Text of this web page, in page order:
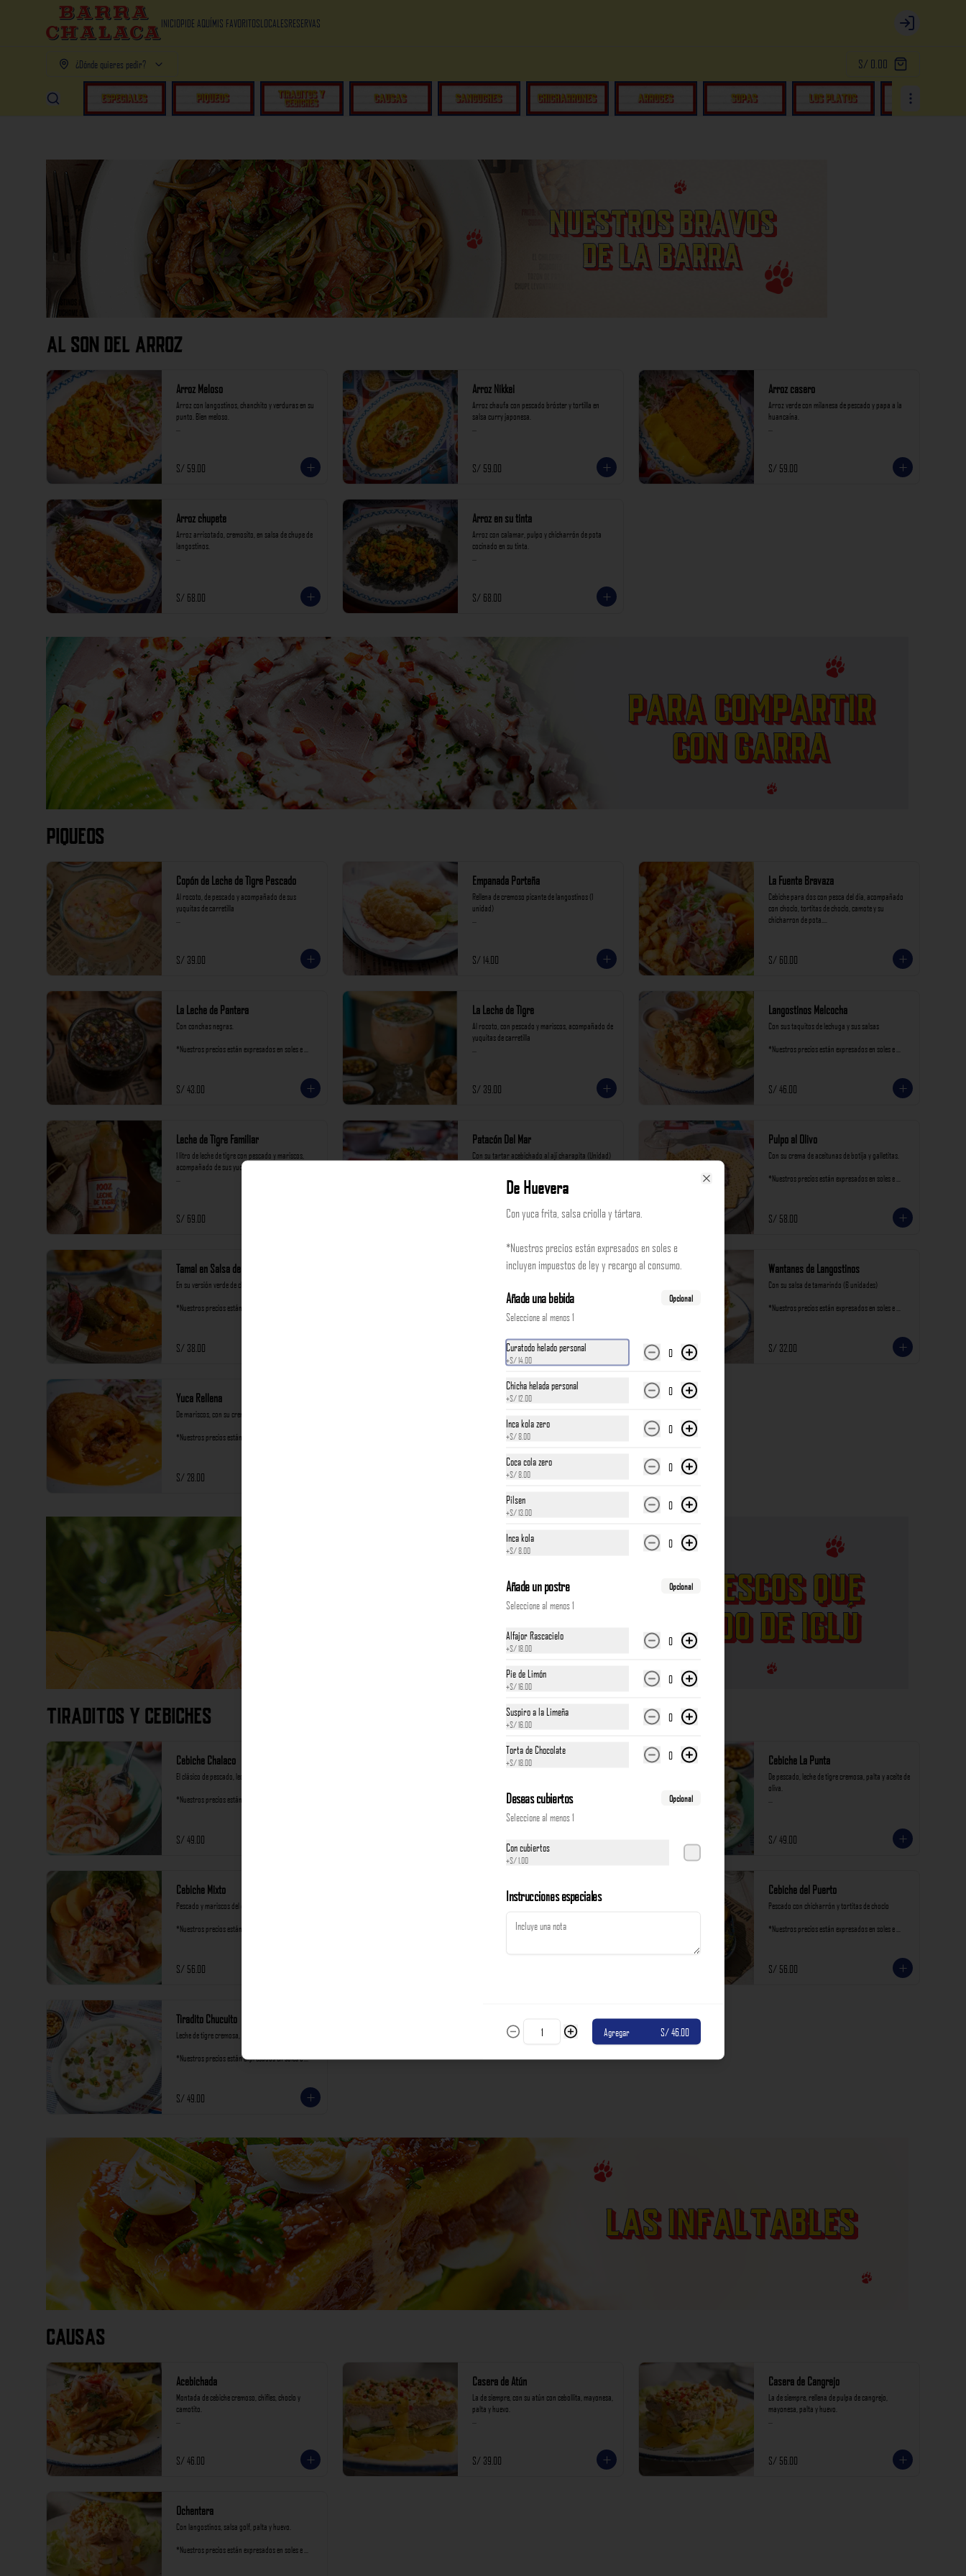
INICIOPIDE AQUÍMIS FAVORITOSLOCALESRESERVAS Login
¿Dónde quieres pedir? S/ 0.00
AL SON DEL ARROZ
Arroz Meloso
Arroz con langostinos, chanchito y verduras en su
punto. Bien meloso.
S/ 59.00
Arroz Nikkei
Arroz chaufa con pescado bróster y tortilla en
salsa curry japonesa.
S/ 59.00
Arroz casero
Arroz verde con milanesa de pescado y papa a la
huancaína.
S/ 59.00
Arroz chupete
Arroz arrisotado, cremosito, en salsa de chupe de
langostinos.
S/ 68.00
Arroz en su tinta
Arroz con calamar, pulpo y chicharrón de pota
cocinado en su tinta.
S/ 68.00
Piqueos
Copón de Leche de Tigre Pescado
Al rocoto, de pescado y acompañado de sus
yuquitas de carretilla
S/ 39.00
Empanada Porteña
Rellena de cremoso picante de langostinos (1
unidad)
S/ 14.00
La Fuente Bravaza
Cebiche para dos con pesca del dia, acompañado
con choclo, tortitas de choclo, camote y su
chicharron de pota.
incluyen impuestos de ley y recargo al consumo.
S/ 60.00
La Leche de Pantera
Con conchas negras.
*Nuestros precios están expresados en soles e
S/ 43.00
La Leche de Tigre
Al rocoto, con pescado y mariscos, acompañado de
yuquitas de carretilla
S/ 39.00
Langostinos Melcocha
Con sus taquitos de lechuga y sus salsas
*Nuestros precios están expresados en soles e
S/ 46.00
Leche de Tigre Familiar
1 litro de leche de tigre con pescado y mariscos,
acompañado de sus yuquitas de carretilla
S/ 69.00
Patacón Del Mar
Con su tartar acebichado al ají charapita (Unidad)
*Nuestros precios están expresados en soles e
incluyen impuestos de ley y recargo al consumo.
Pulpo al Olivo
Con su crema de aceitunas de botija y galletitas.
*Nuestros precios están expresados en soles e
S/ 58.00
Tamal en Salsa de Langostinos
En su versión verde de choclo tierno.
*Nuestros precios están expresados en soles e
S/ 38.00
Tortita de Choclo
incluyen impuestos de ley y recargo al consumo.
Wantanes de Langostinos
Con su salsa de tamarindo (6 unidades)
*Nuestros precios están expresados en soles e
S/ 32.00
Yuca Rellena
De mariscos, con su crema de rocoto y criolla.
*Nuestros precios están expresados en soles e
S/ 28.00
Tiraditos y Cebiches
Cebiche Chalaco
El clásico de pescado, leche de tigre de ají limo.
*Nuestros precios están expresados en soles e
S/ 49.00
Cebiche Chalaquito
incluyen impuestos de ley y recargo al consumo.
Cebiche La Punta
De pescado, leche de tigre cremosa, palta y aceite de
oliva.
S/ 49.00
Cebiche Mixto
Pescado y mariscos del día al rocoto
*Nuestros precios están expresados en soles e
S/ 56.00
Cebiche de Conchas Negras
Nos llegan diarias de puerto pizarro
*Nuestros precios están expresados en soles e
Cebiche del Puerto
Pescado con chicharrón y tortitas de choclo
*Nuestros precios están expresados en soles e
S/ 56.00
Tiradito Chucuito
Leche de tigre cremosa, palta y oliva.
*Nuestros precios están expresados en soles e
S/ 49.00
Causas
Acebichada
Montada de cebiche cremoso, chifles, choclo y
camotito.
S/ 46.00
Casera de Atún
La de siempre, con su atún con cebollita, mayonesa,
palta y huevo.
S/ 39.00
Casera de Cangrejo
La de siempre, rellena de pulpa de cangrejo,
mayonesa, palta y huevo.
S/ 56.00
Ochentera
Con langostinos, salsa golf, palta y huevo.
*Nuestros precios están expresados en soles e
De Huevera
Con yuca frita, salsa criolla y tártara.
*Nuestros precios están expresados en soles e
incluyen impuestos de ley y recargo al consumo.
Añade una bebida Opcional
Seleccione al menos 1
Curatodo helado personal
+S/ 14.00
0
Chicha helada personal
+S/ 12.00
0
Inca kola zero
+S/ 8.00
0
Coca cola zero
+S/ 8.00
0
Pilsen
+S/ 13.00
0
Inca kola
+S/ 8.00
0
Añade un postre Opcional
Seleccione al menos 1
Alfajor Rascacielo
+S/ 18.00
0
Pie de Limón
+S/ 16.00
0
Suspiro a la Limeña
+S/ 16.00
0
Torta de Chocolate
+S/ 18.00
0
Deseas cubiertos Opcional
Seleccione al menos 1
Con cubiertos
+S/ 1.00
Instrucciones especiales
Agregar S/ 46.00